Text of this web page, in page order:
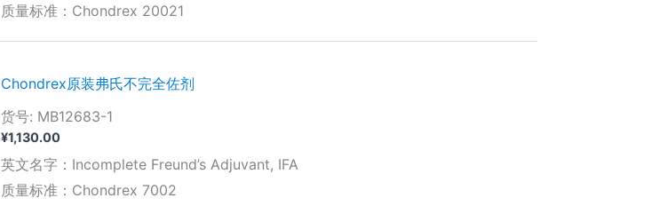
质量标准：Chondrex 20021
Chondrex原装弗氏不完全佐剂
货号: MB12683-1
¥1,130.00
英文名字：Incomplete Freund’s Adjuvant, IFA
质量标准：Chondrex 7002